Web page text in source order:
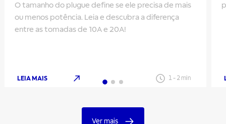
O tamanho do plugue define se ele precisa de mais
ou menos potência. Leia e descubra a diferença
entre as tomadas de 10A e 20A!
LEIA MAIS 1- 2 min
Ver mais